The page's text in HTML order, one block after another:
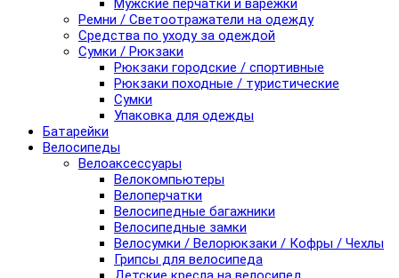
Мужские перчатки и варежки
Ремни / Светоотражатели на одежду
Средства по уходу за одеждой
Сумки / Рюкзаки
Рюкзаки городские / спортивные
Рюкзаки походные / туристические
Сумки
Упаковка для одежды
Батарейки
Велосипеды
Велоаксессуары
Велокомпьютеры
Велоперчатки
Велосипедные багажники
Велосипедные замки
Велосумки / Велорюкзаки / Кофры / Чехлы
Грипсы для велосипеда